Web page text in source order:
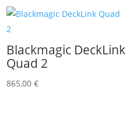
Blackmagic DeckLink
Quad 2
865,00€